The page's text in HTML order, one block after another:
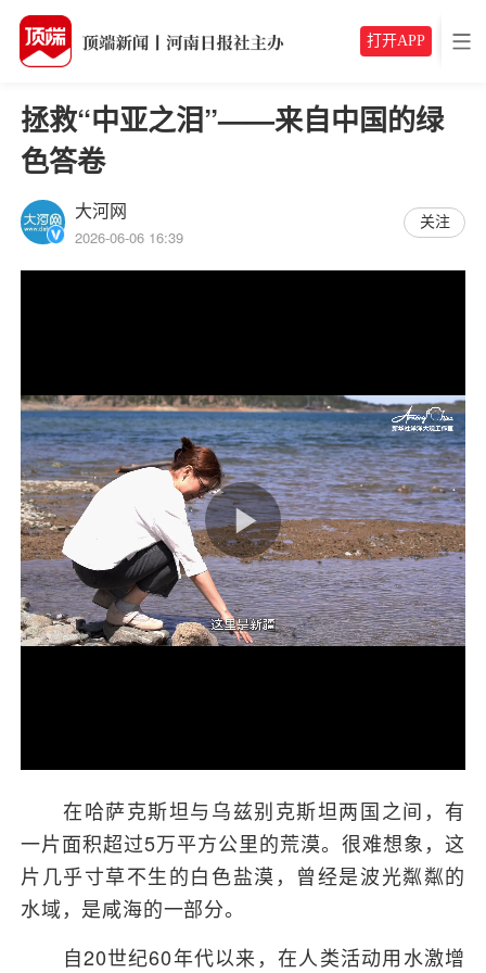
打开APP
拯救“中亚之泪”——来自中国的绿
色答卷
大河网
2026-06-06 16:39
关注
在哈萨克斯坦与乌兹别克斯坦两国之间，有
一片面积超过5万平方公里的荒漠。很难想象，这
片几乎寸草不生的白色盐漠，曾经是波光粼粼的
水域，是咸海的一部分。
自20世纪60年代以来，在人类活动用水激增